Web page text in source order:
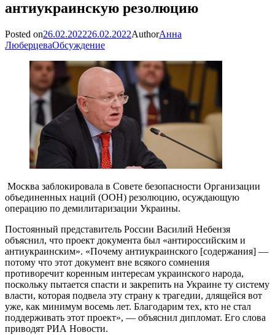
антиукраинскую резолюцию
Posted on26.02.202226.02.2022AuthorАнна
ЛюберцеваОбсуждение
Москва заблокировала в Совете безопасности Организации
объединенных наций (ООН) резолюцию, осуждающую
операцию по демилитаризации Украины.
Постоянный представитель России Василий Небензя
объяснил, что проект документа был «антироссийским и
антиукраинским». «Почему антиукраинского [содержания] —
потому что этот документ вне всякого сомнения
противоречит коренным интересам украинского народа,
поскольку пытается спасти и закрепить на Украине ту систему
власти, которая подвела эту страну к трагедии, длящейся вот
уже, как минимум восемь лет. Благодарим тех, кто не стал
поддерживать этот проект», — объяснил дипломат. Его слова
приводят РИА Новости.